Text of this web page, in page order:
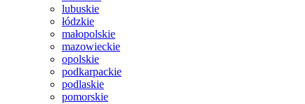
lubuskie
łódzkie
małopolskie
mazowieckie
opolskie
podkarpackie
podlaskie
pomorskie